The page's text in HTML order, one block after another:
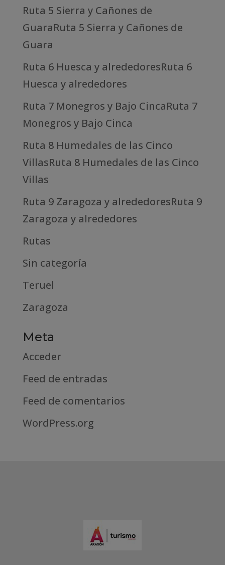
Ruta 5 Sierra y Cañones de
GuaraRuta 5 Sierra y Cañones de
Guara
Ruta 6 Huesca y alrededoresRuta 6
Huesca y alrededores
Ruta 7 Monegros y Bajo CincaRuta 7
Monegros y Bajo Cinca
Ruta 8 Humedales de las Cinco
VillasRuta 8 Humedales de las Cinco
Villas
Ruta 9 Zaragoza y alrededoresRuta 9
Zaragoza y alrededores
Rutas
Sin categoría
Teruel
Zaragoza
Meta
Acceder
Feed de entradas
Feed de comentarios
WordPress.org